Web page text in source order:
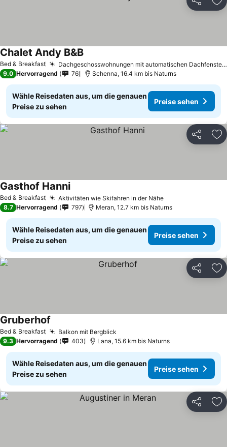
Teilen
Bed & Breakfast Dachgeschosswohnungen mit automatischen Dachfenstern
Chalet Andy B&BPreise sehen
9.0 Hervorragend 76 Schenna, 16.4 km bis Naturns
Wähle Reisedaten aus, um die genauen
Preise zu sehen
Preise sehen
Teilen
Bed & Breakfast Aktivitäten wie Skifahren in der NähePreise sehen
Gasthof HanniPreise sehen
8.7 Hervorragend 797 Meran, 12.7 km bis Naturns
Wähle Reisedaten aus, um die genauen
Preise zu sehen
Preise sehen
Teilen
Bed & Breakfast Balkon mit Bergblick
Gruberhof
9.3 Hervorragend 403 Lana, 15.6 km bis Naturns
Wähle Reisedaten aus, um die genauen
Preise zu sehen
Preise sehen
Teilen